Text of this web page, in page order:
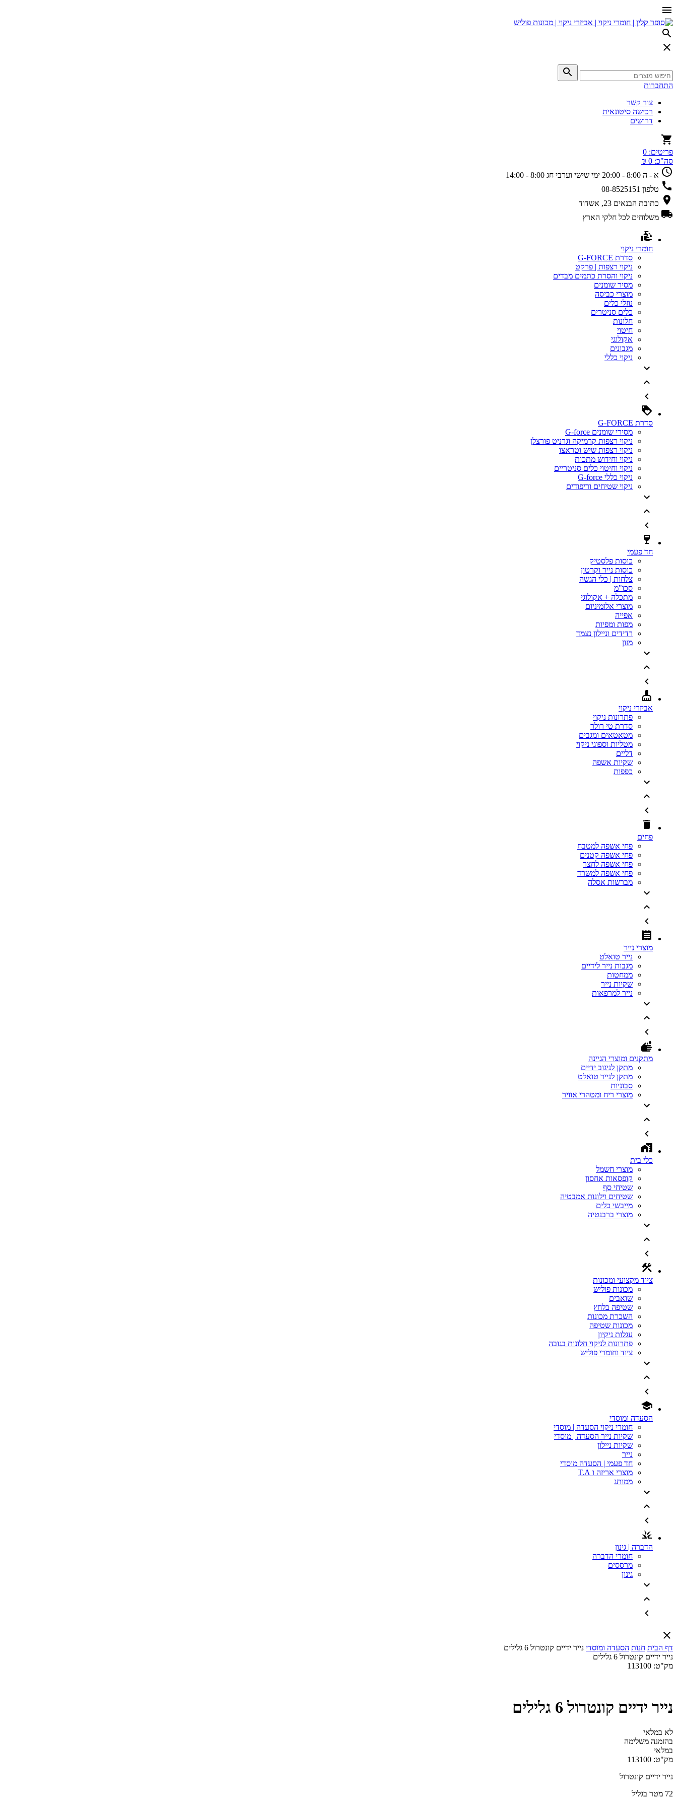
התחברות
צור קשר
רכישה סיטונאית
דרושים
פריטים: 0
סה"כ: 0 ₪
א - ה 8:00 - 20:00
ימי שישי וערבי חג 8:00 - 14:00
טלפון 08-8525151
כתובת הבנאים 23, אשדוד
משלוחים לכל חלקי הארץ
חומרי ניקוי
סדרת G-FORCE
ניקוי רצפות | פרקט
ניקוי והסרת כתמים מבדים
מסיר שומנים
מוצרי כביסה
נוזלי כלים
כלים סניטרים
חלונות
חיטוי
אקולוגי
מגבונים
ניקוי כללי
סדרת G-FORCE
מסירי שומנים G-force
ניקוי רצפות קרמיקה וגרניט פורצלן
ניקוי רצפות שיש וטראצו
ניקוי וחידוש מתכות
ניקוי וחיטוי כלים סניטריים
ניקוי כללי G-force
ניקוי שטיחים וריפודים
חד פעמי
כוסות פלסטיק
כוסות נייר וקרטון
צלחות | כלי הגשה
סכו"מ
מתכלה + אקולוגי
מוצרי אלומיניום
אפייה
מפות ומפיות
רדידים וניילון נצמד
מזון
אביזרי ניקוי
פתרונות ניקוי
סדרת טי רולר
מטאטאים ומגבים
מטליות וספוגי ניקוי
דליים
שקיות אשפה
כפפות
פחים
פחי אשפה למטבח
פחי אשפה קטנים
פחי אשפה לחצר
פחי אשפה למשרד
מברשות אסלה
מוצרי נייר
נייר טואלט
מגבות נייר לידיים
ממחטות
שקיות נייר
נייר למרפאות
מתקנים ומוצרי הגיינה
מתקן לניגוב ידיים
מתקן לנייר טואלט
סבוניות
מוצרי ריח ומטהרי אוויר
כלי בית
מוצרי חשמל
קופסאות אחסון
שטיחי סף
שטיחים וילונות אמבטיה
מייבשי כלים
מוצרי ברבנטיה
ציוד מקצועי ומכונות
מכונות פוליש
שואבים
שטיפה בלחץ
השכרת מכונות
מכונות שטיפה
עגלות ניקיון
פתרונות לניקוי חלונות בגובה
ציוד וחומרי פוליש
הסעדה ומוסדי
חומרי ניקוי הסעדה | מוסדי
שקיות נייר הסעדה | מוסדי
שקיות ניילון
נייר
חד פעמי | הסעדה מוסדי
מוצרי אריזה ו T.A
ממותג
הדברה | גינון
חומרי הדברה
מרססים
גינון
דף הבית חנות הסעדה ומוסדי נייר ידיים קונטרול 6 גלילים
נייר ידיים קונטרול 6 גלילים
מק"ט: 113100
נייר ידיים קונטרול 6 גלילים
לא במלאי
בהזמנה משלימה
במלאי
מק"ט: 113100
נייר ידיים קונטרול
72 מטר בגליל